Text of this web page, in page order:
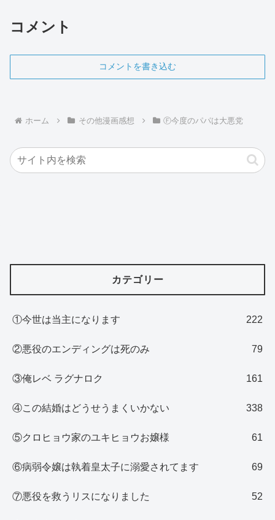
コメント
コメントを書き込む
ホーム その他漫画感想 Ⓕ今度のパパは大悪党
カテゴリー
①今世は当主になります 222
②悪役のエンディングは死のみ 79
③俺レベ ラグナロク 161
④この結婚はどうせうまくいかない 338
⑤クロヒョウ家のユキヒョウお嬢様 61
⑥病弱令嬢は執着皇太子に溺愛されてます 69
⑦悪役を救うリスになりました 52